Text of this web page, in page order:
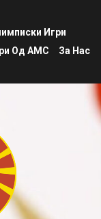
Игри
Од АМС За Нас